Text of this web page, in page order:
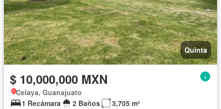
Quinta
$ 10,000,000 MXN
Celaya, Guanajuato
1 Recámara
2 Baños 3,705 m²